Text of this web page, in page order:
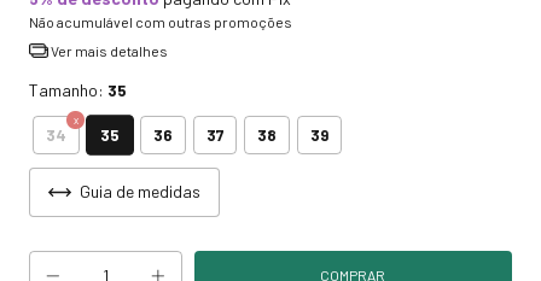
Não acumulável com outras promoções
Ver mais detalhes
Tamanho: 35
34 35 36 37 38 39
Guia de medidas